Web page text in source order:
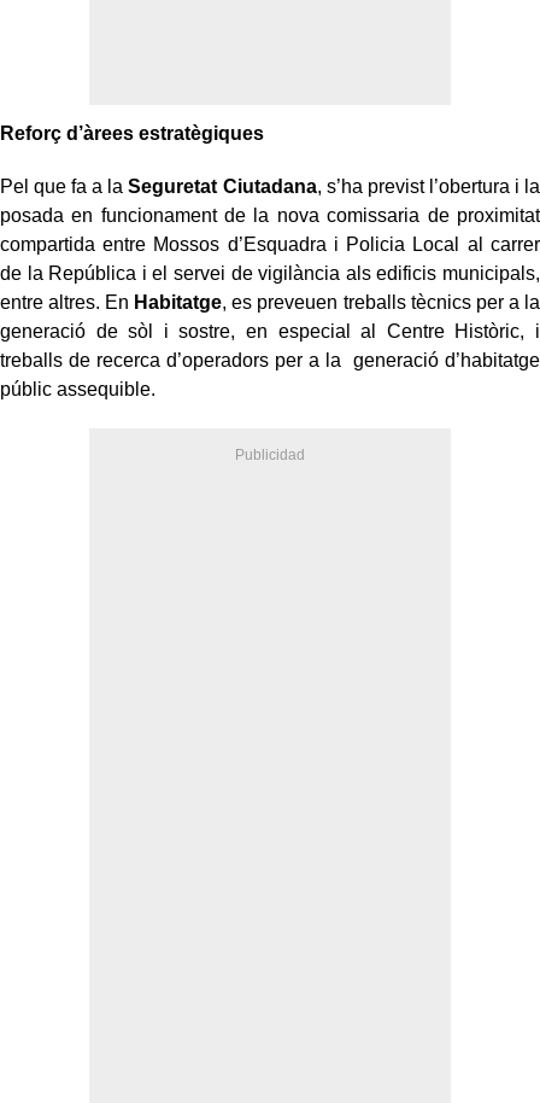
Reforç d’àrees estratègiques
Pel que fa a laSeguretat Ciutadana, s’ha previst l’obertura i la
posada en funcionament de la nova comissaria de proximitat
compartida entre Mossos d’Esquadra i Policia Local al carrer
de la República i el servei de vigilància als edificis municipals,
entre altres. En Habitatge, es preveuen treballs tècnics per a la
generació de sòl i sostre, en especial al Centre Històric, i
treballs de recerca d’operadors per a la generació d’habitatge
públic assequible.